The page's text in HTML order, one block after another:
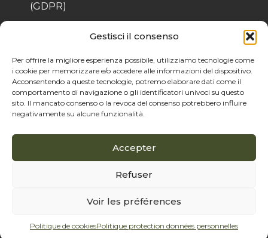
Gestisci il consenso
Per offrire la migliore esperienza possibile, utilizziamo tecnologie come
i cookie per memorizzare e/o accedere alle informazioni del dispositivo.
Acconsentendo a queste tecnologie, potremo elaborare dati come il
comportamento di navigazione o gli identificatori univoci su questo
sito. Il mancato consenso o la revoca del consenso potrebbero influire
negativamente su alcune funzionalità.
Accepter
Refuser
Voir les préférences
Politique de cookiesPolitique protection données personnelles
(GDPR)
Informativa sui cookie
© 2025 Bois de Pologne – Creato da Cassandre
Thibaut